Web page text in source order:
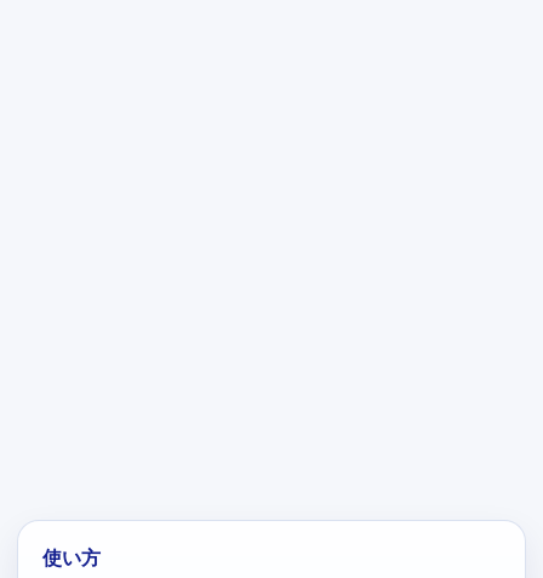
使い方